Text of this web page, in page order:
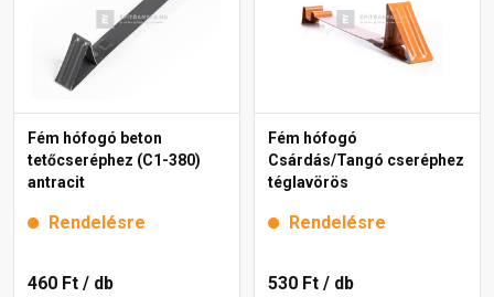
Fém hófogó beton
tetőcseréphez (C1-380)
antracit
Rendelésre
460 Ft / db
Fém hófogó
Csárdás/Tangó cseréphez
téglavörös
Rendelésre
530 Ft / db